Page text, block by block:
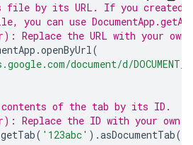
file by its URL. If you created
you can use
Replace the URL with your own.
.openByUrl(
document/d/
of the tab by its ID.
Replace the ID with your own.
getTab( '123abc' ).asDocumentTab().